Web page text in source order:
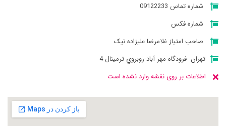
شماره تماس 09122233
شماره فکس
صاحب امتیاز غلامرضا علیزاده نیک
تهران -فرودگاه مهر آباد-روبروي ترمينال 4
اطلاعات بر روی نقشه وارد نشده است